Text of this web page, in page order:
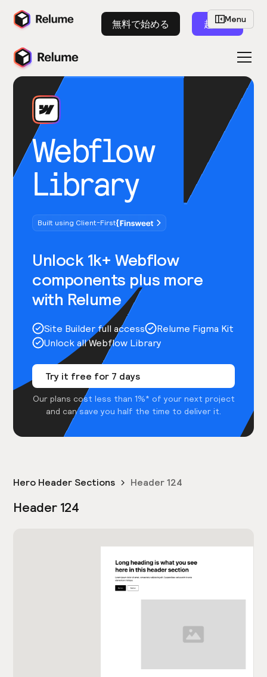
無料で始める 起動
Webflow
Library
Built using Client-First
Unlock 1k+ Webflow
components plus more
with Relume
Site Builder full access
Relume Figma Kit
Unlock all Webflow Library
Try it free for 7 days
Our plans cost less than 1%* of your next project
and can save you half the time to deliver it.
Menu
Hero Header Sections Header 124
Header 124